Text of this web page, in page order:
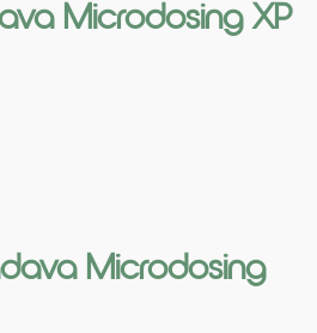
Microdosing XP
Microdosing